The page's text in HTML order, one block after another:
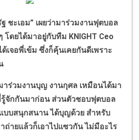
ชะเอม” เผยว่ามาร่วมงานฟุตบอล
โดยได้มาอยู่กับทีม KNIGHT Ceo
ด้เจอพี่เข้ม ซึ่งก็คุ้นเคยกันดีเพราะ
ร่วมงานบุญ งานกุศล เหมือนได้มา
จักกันมาก่อน ส่วนตัวชอบฟุตบอล
บบสนุกสนาน ได้บุญด้วย สำหรับ
ายแล้วก็เอาไปแซวกัน ไม่มีอะไร